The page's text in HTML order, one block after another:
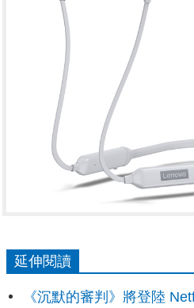
延伸閱讀
《沉默的審判》將登陸